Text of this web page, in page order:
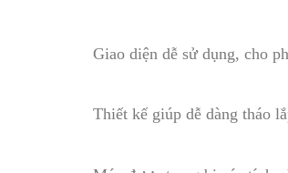
Giao diện dễ sử dụng, cho
Thiết kế giúp dễ dàng tháo